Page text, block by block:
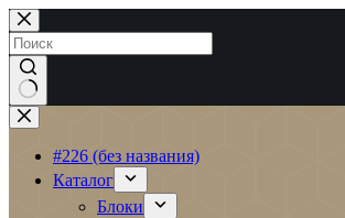
Перейти
к
сути
Ничего
не
найдено#226 (без названия)
Каталог
Блоки